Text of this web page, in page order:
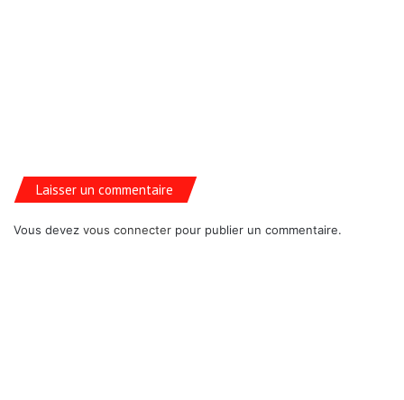
Laisser un commentaire
Vous devez vous connecter pour publier un commentaire.